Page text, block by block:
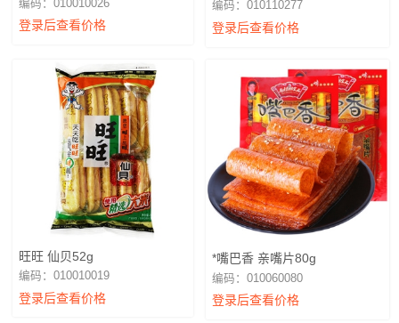
编码：010010026
登录后查看价格
编码：010110277
登录后查看价格
旺旺 仙贝52g
编码：010010019
登录后查看价格
*嘴巴香 亲嘴片80g
编码：010060080
登录后查看价格